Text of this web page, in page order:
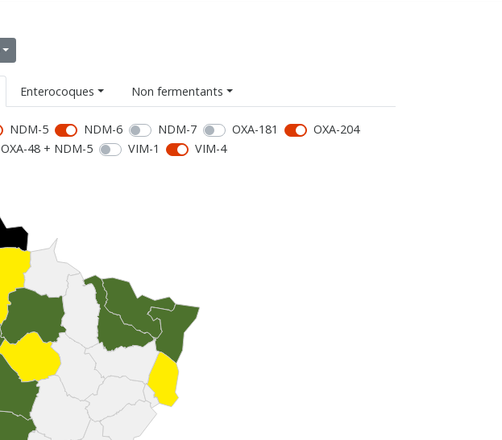
Enterocoques Non fermentants
NDM-5 NDM-6 NDM-7 OXA-181
OXA-204
OXA-48 + NDM-5 VIM-1 VIM-4